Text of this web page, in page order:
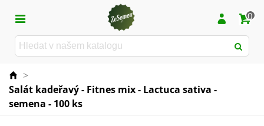
0
>
Salát kadeřavý - Fitnes mix - Lactuca sativa -
semena - 100 ks